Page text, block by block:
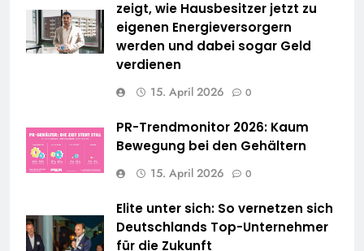
zeigt, wie Hausbesitzer jetzt zu
eigenen Energieversorgern
werden und dabei sogar Geld
verdienen
15. April 2026 0
PR-Trendmonitor 2026: Kaum
Bewegung bei den Gehältern
15. April 2026 0
Elite unter sich: So vernetzen sich
Deutschlands Top-Unternehmer
für die Zukunft